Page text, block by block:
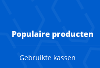
Populaire producten
Gebruikte kassen